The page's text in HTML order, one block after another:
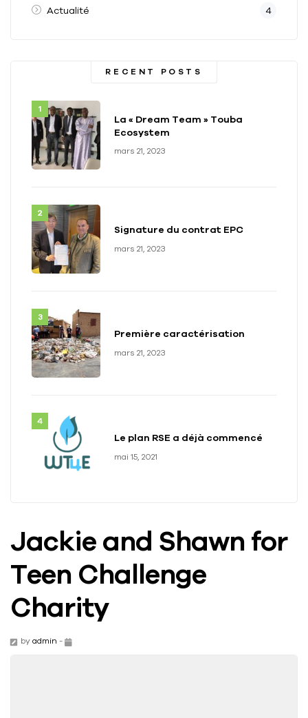
Actualité 4
RECENT POSTS
La « Dream Team » Touba
Ecosystem
mars 21, 2023
Signature du contrat EPC
mars 21, 2023
Première caractérisation
mars 21, 2023
Le plan RSE a déjà commencé
mai 15, 2021
Jackie and Shawn for
Teen Challenge
Charity
by admin -